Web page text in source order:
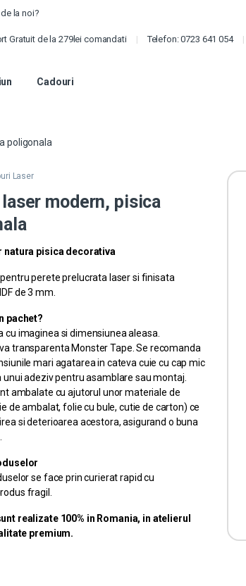
la noi?
Gratuit de la 279lei comandati Telefon: 0723 641 054
Cadouri
poligonala
Laser
modern, pisica
natura pisica decorativa
perete prelucrata laser si finisata
de 3 mm.
pachet?
cu imaginea si dimensiunea aleasa.
transparenta Monster Tape. Se recomanda
mari agatarea in cateva cuie cu cap mic
unui adeziv pentru asamblare sau montaj.
ambalate cu ajutorul unor materiale de
de ambalat, folie cu bule, cutie de carton) ce
si deterioarea acestora, asigurand o buna
se face prin curierat rapid cu
fragil.
realizate 100% in Romania, in atelierul
premium.